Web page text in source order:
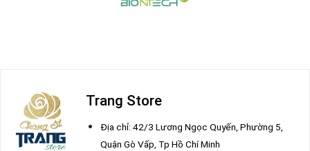
Trang Store
Địa chỉ: 42/3 Lương Ngọc Quyến, Phường 5,
Quận Gò Vấp, Tp Hồ Chí Minh